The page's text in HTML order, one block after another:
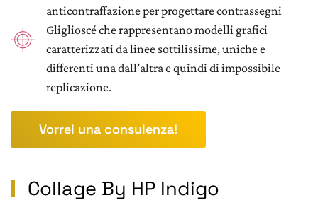
anticontraffazione per progettare contrassegni
Gliglioscé che rappresentano modelli grafici
caratterizzati da linee sottilissime, uniche e
differenti una dall’altra e quindi di impossibile
replicazione.
Vorrei una consulenza!
Collage By HP Indigo